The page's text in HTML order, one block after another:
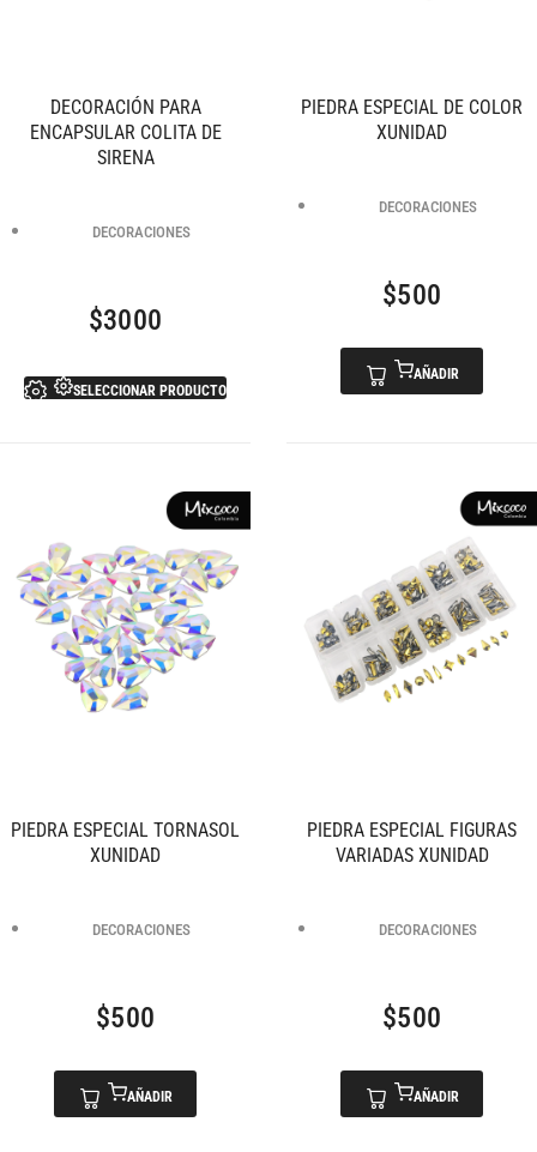
DECORACIÓN PARA
ENCAPSULAR COLITA DE
SIRENA
DECORACIONES
$3000
SELECCIONAR PRODUCTO
PIEDRA ESPECIAL DE COLOR
XUNIDAD
DECORACIONES
$500
AÑADIR
PIEDRA ESPECIAL TORNASOL
XUNIDAD
DECORACIONES
$500
AÑADIR
PIEDRA ESPECIAL FIGURAS
VARIADAS XUNIDAD
DECORACIONES
$500
AÑADIR